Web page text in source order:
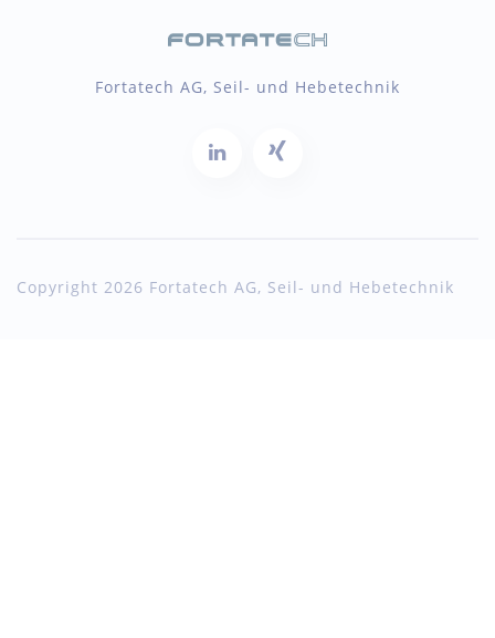
Fortatech AG, Seil- und Hebetechnik
Copyright 2026 Fortatech AG, Seil- und Hebetechnik